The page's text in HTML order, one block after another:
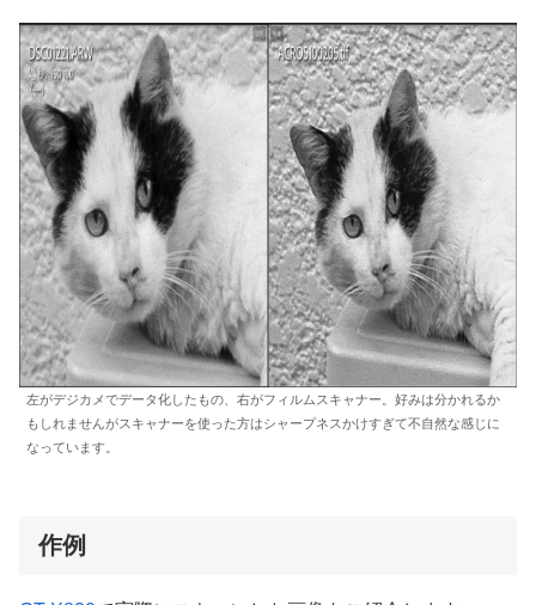
左がデジカメでデータ化したもの、右がフィルムスキャナー。好みは分かれるか
もしれませんがスキャナーを使った方はシャープネスかけすぎて不自然な感じに
なっています。
作例